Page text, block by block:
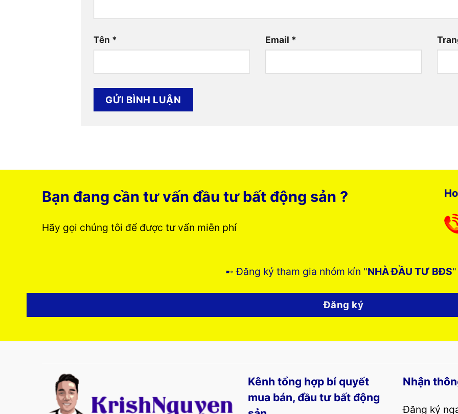
Tên * Email *
Bạn đang cần tư vấn đầu tư bất động sản ?
Hãy gọi chúng tôi để được tư vấn miễn phí
➸ Đăng ký tham gia nhóm kín "NHÀ ĐẦU TƯ BĐS
Đăng ký
Kênh tổng hợp bí quyết
mua bán, đầu tư bất động
Nhận
Đăng ký